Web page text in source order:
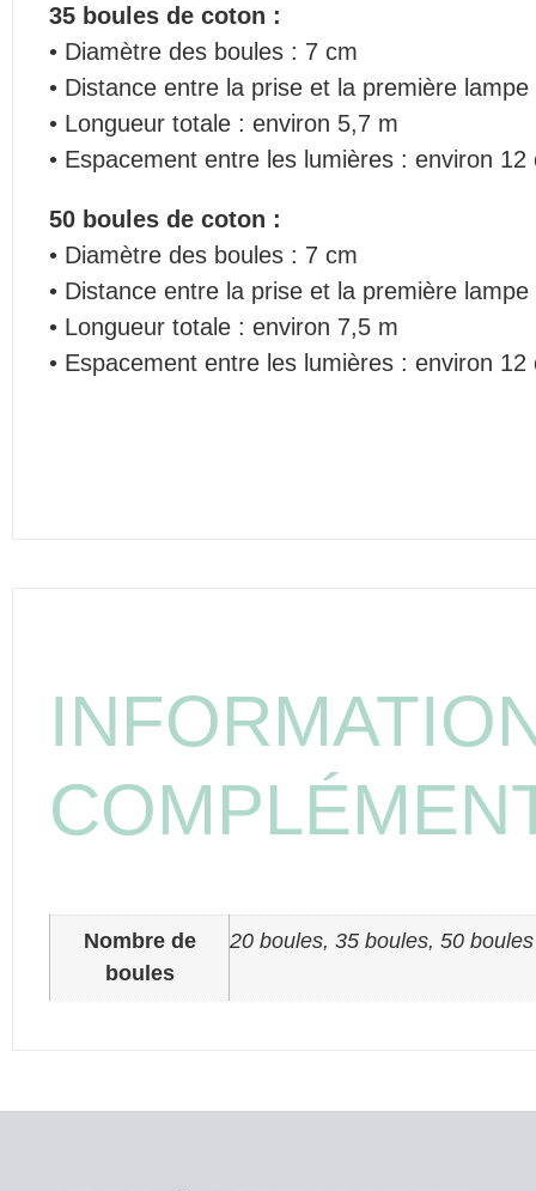
35 boules de coton :
• Diamètre des boules : 7 cm
• Distance entre la prise et la première
• Longueur totale : environ 5,7 m
• Espacement entre les lumières : environ 12
50 boules de coton :
• Diamètre des boules : 7 cm
• Distance entre la prise et la première
• Longueur totale : environ 7,5 m
• Espacement entre les lumières : environ 12
Nombre de
boules
20 boules, 35 boules, 50 boules